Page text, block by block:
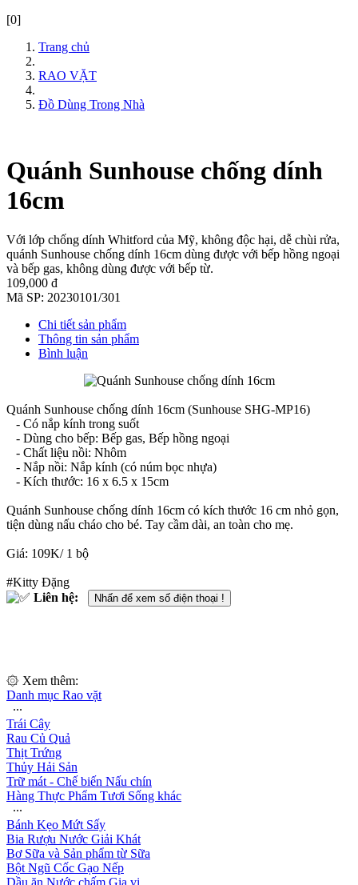
[0]
Trang chủ
RAO VẶT
Đồ Dùng Trong Nhà
Quánh Sunhouse chống dính
16cm
Với lớp chống dính Whitford của Mỹ, không độc hại, dễ chùi rửa,
quánh Sunhouse chống dính 16cm dùng được với bếp hồng ngoại
và bếp gas, không dùng được với bếp từ.
109,000 đ
Mã SP: 20230101/301
Chi tiết sản phẩm
Thông tin sản phẩm
Bình luận
Quánh Sunhouse chống dính 16cm (Sunhouse SHG-MP16)
- Có nắp kính trong suốt
- Dùng cho bếp: Bếp gas, Bếp hồng ngoại
- Chất liệu nồi: Nhôm
- Nắp nồi: Nắp kính (có núm bọc nhựa)
- Kích thước: 16 x 6.5 x 15cm
Quánh Sunhouse chống dính 16cm có kích thước 16 cm nhỏ gọn,
tiện dùng nấu cháo cho bé. Tay cầm dài, an toàn cho mẹ.
Giá: 109K/ 1 bộ
#Kitty Đặng
Liên hệ:
Nhấn để xem số điện thoại !
۞ Xem thêm:
Danh mục Rao vặt
∙∙∙
Trái Cây
Rau Củ Quả
Thịt Trứng
Thủy Hải Sản
Trữ mát - Chế biến Nấu chín
Hàng Thực Phẩm Tươi Sống khác
∙∙∙
Bánh Kẹo Mứt Sấy
Bia Rượu Nước Giải Khát
Bơ Sữa và Sản phẩm từ Sữa
Bột Ngũ Cốc Gạo Nếp
Dầu ăn Nước chấm Gia vị